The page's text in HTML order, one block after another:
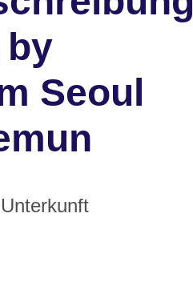
by
Seoul